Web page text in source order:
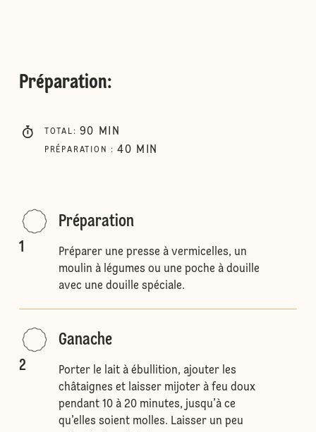
Préparation:
TOTAL : 90 MIN
PRÉPARATION : 40 MIN
1
Préparation
Préparer une presse à vermicelles, un
moulin à légumes ou une poche à douille
avec une douille spéciale.
2
Ganache
Porter le lait à ébullition, ajouter les
châtaignes et laisser mijoter à feu doux
pendant 10 à 20 minutes, jusqu’à ce
qu’elles soient molles. Laisser un peu